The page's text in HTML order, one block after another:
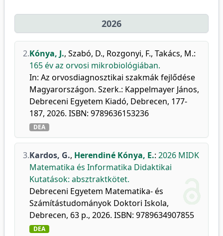
2026
2.Kónya, J., Szabó, D., Rozgonyi, F., Takács, M.:
165 év az orvosi mikrobiológiában.
In: Az orvosdiagnosztikai szakmák fejlődése
Magyarországon. Szerk.: Kappelmayer János,
Debreceni Egyetem Kiadó, Debrecen, 177-
187, 2026. ISBN: 9789636153236
DEA
3.Kardos, G., Herendiné Kónya, E.: 2026 MIDK
Matematika és Informatika Didaktikai
Kutatások: absztraktkötet.
Debreceni Egyetem Matematika- és
Számítástudományok Doktori Iskola,
Debrecen, 63 p., 2026. ISBN: 9789634907855
DEA